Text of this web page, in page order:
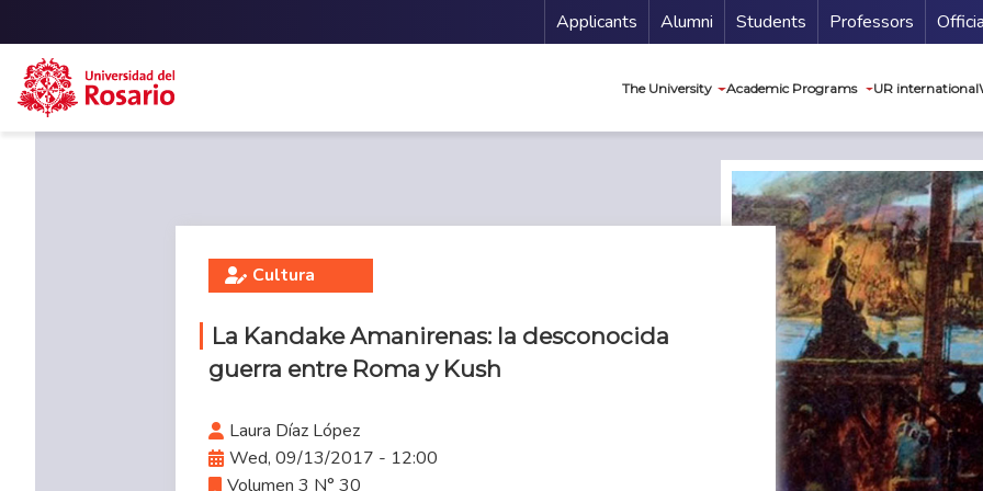
Menu Secundario
Applicants Alumni Students Professors
The University Academic Programs UR international
Cultura
La Kandake Amanirenas: la desconocida
guerra entre Roma y Kush
Laura Díaz López
Wed, 09/13/2017 - 12:00
Volumen 3 N° 30